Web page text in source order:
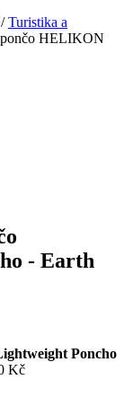
Turistika a
HELIKON
- Earth
Poncho
Kč